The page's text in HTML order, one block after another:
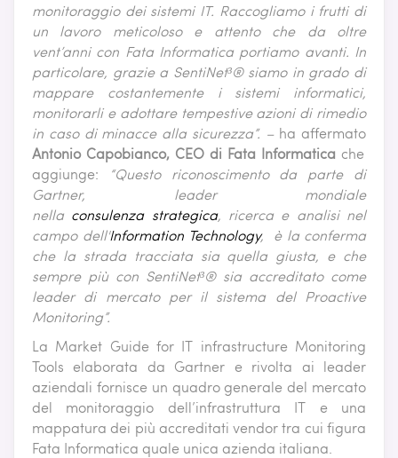
monitoraggio dei sistemi IT. Raccogliamo i frutti di
un lavoro meticoloso e attento che da oltre
vent’anni con Fata Informatica portiamo avanti. In
particolare, grazie a SentiNet³® siamo in grado di
mappare costantemente i sistemi informatici,
monitorarli e adottare tempestive azioni di rimedio
in caso di minacce alla sicurezza”. – ha affermato
Antonio Capobianco, CEO di Fata Informatica che
aggiunge:
“Questo riconoscimento da parte di
Gartner, leader mondiale
nella consulenza strategica, ricerca e analisi nel
campo dell'Information Technology, è la conferma
che la strada tracciata sia quella giusta, e che
sempre più con SentiNet³® sia accreditato come
leader di mercato per il sistema del Proactive
Monitoring”.
La Market Guide for IT infrastructure Monitoring
Tools elaborata da Gartner e rivolta ai leader
aziendali fornisce un quadro generale del mercato
del monitoraggio dell’infrastruttura IT e una
mappatura dei più accreditati vendor tra cui figura
Fata Informatica quale unica azienda italiana.